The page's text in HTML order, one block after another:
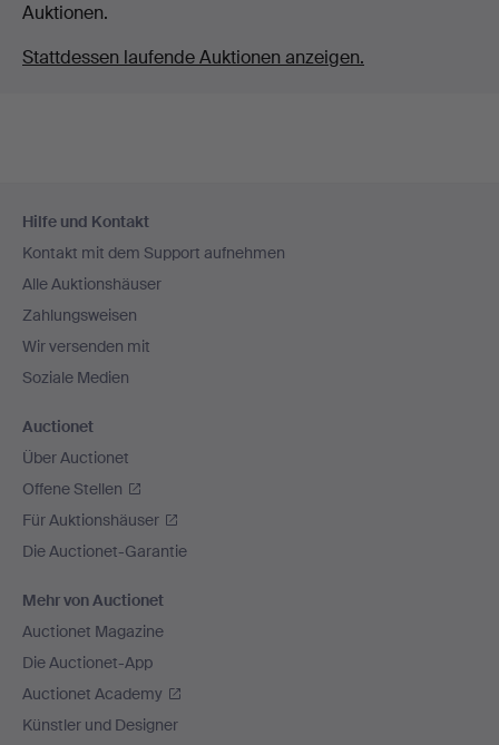
Auktionen.
Stattdessen laufende Auktionen anzeigen.
Navigation
Hilfe und Kontakt
Kontakt mit dem Support aufnehmen
Alle Auktionshäuser
Zahlungsweisen
Wir versenden mit
Soziale Medien
Auctionet
Über Auctionet
Offene Stellen
Für Auktionshäuser
Die Auctionet-Garantie
Mehr von Auctionet
Auctionet Magazine
Die Auctionet-App
Auctionet Academy
Künstler und Designer